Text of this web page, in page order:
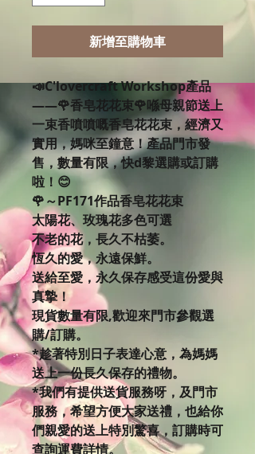
新增至購物車
📣C'lovercraft Workshop產品
——🌹香皂花花束🌹喺母親節送上
一束香噴噴嘅香皂花花束，經濟又
實用，媽咪至鐘意！產品門市發
售，數量有限，快d黎選購或訂購
啦！😊
🌹～PF171作品香皂花花束
太陽花、玫瑰花多色可選
不老的花，長久不枯萎。
恆久的愛，永遠保鮮。
送給至愛，永久保存感受這份愛與
真摯！
現貨數量有限,歡迎來門市參觀選
購/訂購。
*趁著特別日子表達心意，為媽媽
送上一份長久保存的禮物。
*我們有提供送貨服務呀，及門市
服務，希望方便大家送禮，也給你
們親愛的送上特別驚喜，訂購時可
查詢運費詳情。